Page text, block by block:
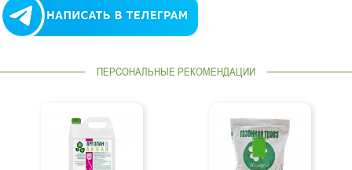
ПЕРСОНАЛЬНЫЕ РЕКОМЕНДАЦИИ